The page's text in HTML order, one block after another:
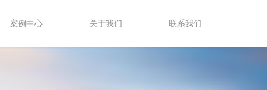
案例中心 关于我们 联系我们